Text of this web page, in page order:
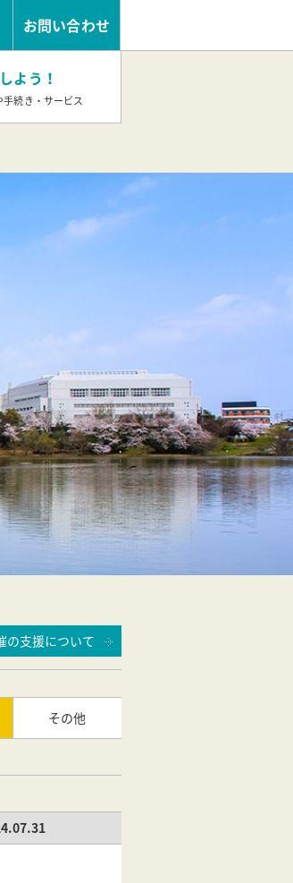
お問い合わせ
よう！
続き・サービス
の支援について
その他